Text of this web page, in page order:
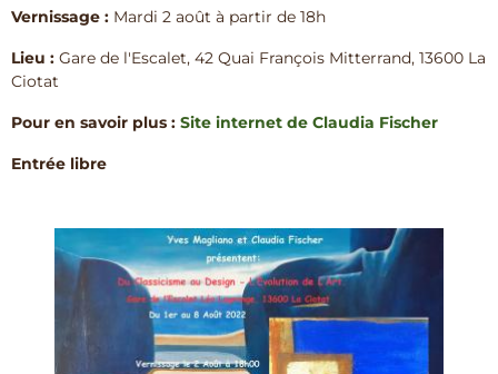
Vernissage : Mardi 2 août à partir de 18h
Lieu : Gare de l'Escalet, 42 Quai François Mitterrand, 13600 La
Ciotat
Pour en savoir plus : Site internet de Claudia Fischer
Entrée libre